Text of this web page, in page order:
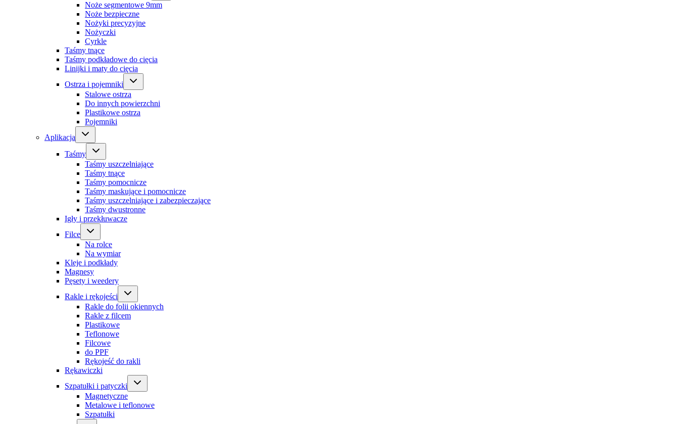
Noże segmentowe 9mm
Noże bezpieczne
Nożyki precyzyjne
Nożyczki
Cyrkle
Taśmy tnące
Taśmy podkładowe do cięcia
Linijki i maty do cięcia
Ostrza i pojemniki
Stalowe ostrza
Do innych powierzchni
Plastikowe ostrza
Pojemniki
Aplikacja
Taśmy
Taśmy uszczelniające
Taśmy tnące
Taśmy pomocnicze
Taśmy maskujące i pomocnicze
Taśmy uszczelniające i zabezpieczające
Taśmy dwustronne
Igły i przekłuwacze
Filce
Na rolce
Na wymiar
Kleje i podkłady
Magnesy
Pęsety i weedery
Rakle i rękojeści
Rakle do folii okiennych
Rakle z filcem
Plastikowe
Teflonowe
Filcowe
do PPF
Rękojeść do rakli
Rękawiczki
Szpatułki i patyczki
Magnetyczne
Metalowe i teflonowe
Szpatułki